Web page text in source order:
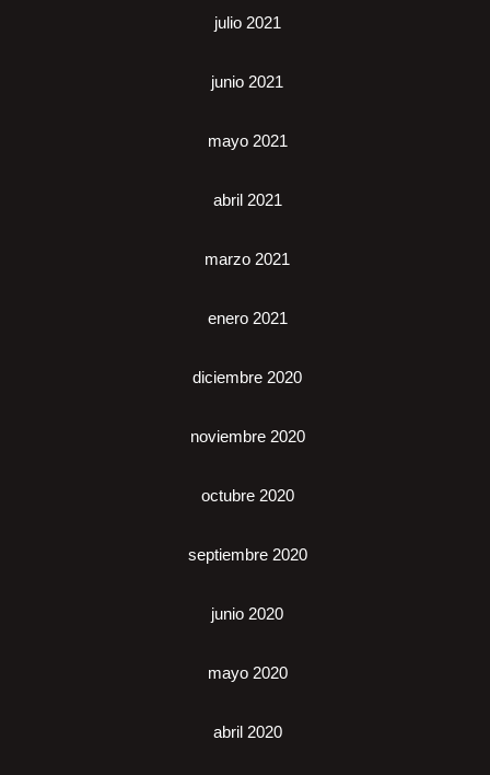
julio 2021
junio 2021
mayo 2021
abril 2021
marzo 2021
enero 2021
diciembre 2020
noviembre 2020
octubre 2020
septiembre 2020
junio 2020
mayo 2020
abril 2020